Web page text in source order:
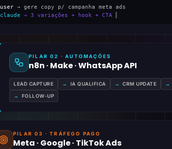
user → gere copy p/ campanha meta ads
claude → 3 variações + hook + CTA
PILAR 02 · AUTOMAÇÕES
n8n · Make · WhatsApp API
LEAD CAPTURE → IA QUALIFICA → CRM UPDATE →
→ FOLLOW-UP
PILAR 03 · TRÁFEGO PAGO
Meta · Google · TikTok Ads